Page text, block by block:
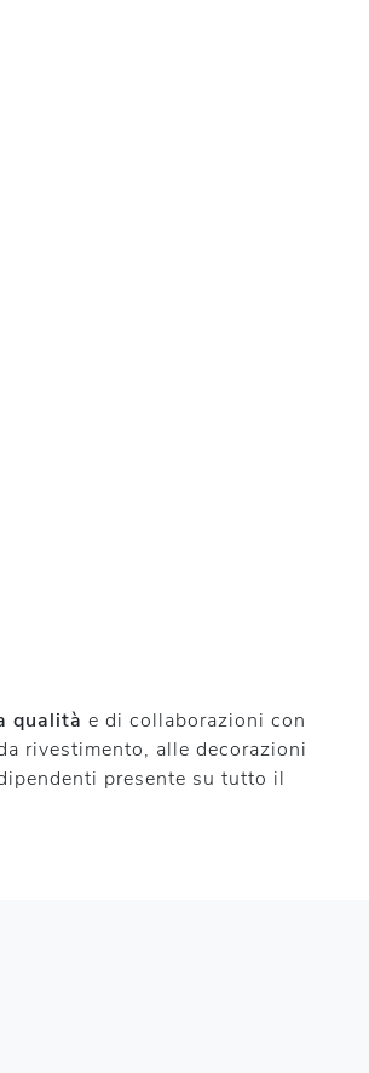
qualità e di collaborazioni con
rivestimento, alle decorazioni
presente su tutto il